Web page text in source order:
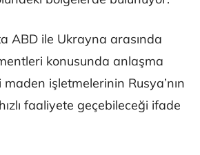
ABD ile Ukrayna arasında
konusunda anlaşma
maden işletmelerinin Rusya’nın
faaliyete geçebileceği ifade